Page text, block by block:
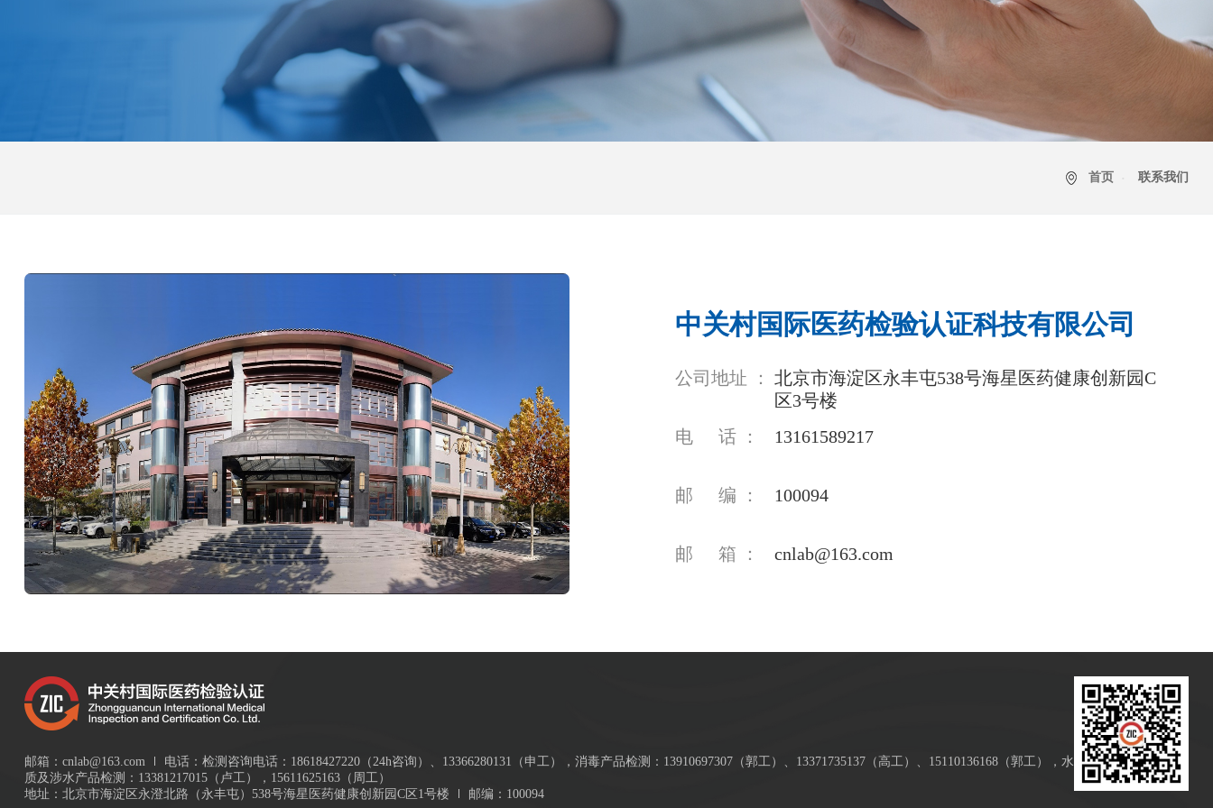
首页 联系我们
中关村国际医药检验认证科技有限公司
公司地址 ：
北京市海淀区永丰屯538号海星医药健康创新园C
区3号楼
电
话： 13161589217
邮 编 ： 100094
邮 箱 ： cnlab@163.com
邮箱：cnlab@163.com
电话：检测咨询电话：18618427220（24h咨询）、13366280131（申工），消毒产品检测：13910697307（郭工）、13371735137（高工）、15110136168（郭工），水
质及涉水产品检测：13381217015（卢工），15611625163（周工）
地址：北京市海淀区永澄北路（永丰屯）538号海星医药健康创新园C区1号楼
邮编：100094